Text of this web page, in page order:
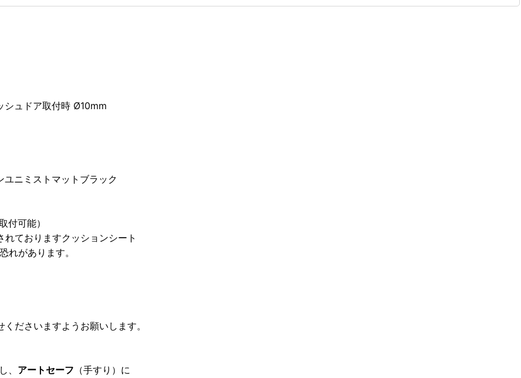
取付時 Ø10mm
ニミストマットブラック
可能）
ておりますクッションシート
れがあります。
ださいますようお願いします。
、 アートセーフ （手すり）に